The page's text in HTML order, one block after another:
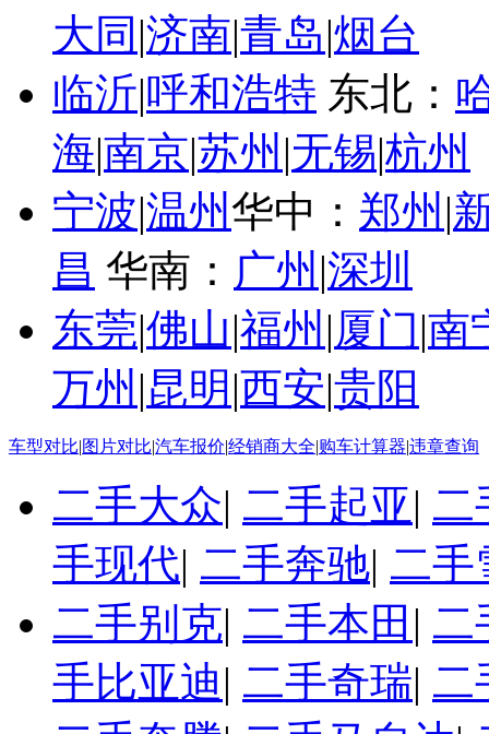
大同 |济南|青岛|烟台
临沂|呼和浩特 东北：
海|南京|苏州 |无锡|杭州
宁波|温州华中： 郑州 |
昌 华南： 广州 |深圳
东莞|佛山|福州 |厦门|南
万州 |昆明 |西安|贵阳
车型对比|图片对比|汽车报价|经销商大全|购车计算器|违章查询
二手大众| 二手起亚| 二
手现代| 二手奔驰| 二手
二手别克| 二手本田 | 二
手比亚迪| 二手奇瑞| 二